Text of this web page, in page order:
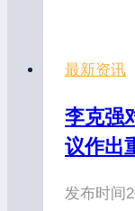
最新资讯
李克强
议作出
发布时间